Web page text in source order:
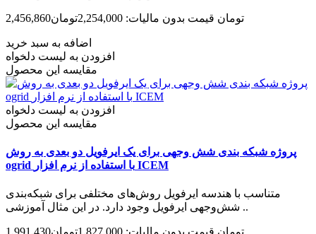
2,456,860تومان قیمت بدون مالیات: 2,254,000تومان
اضافه به سبد خرید
افزودن به لیست دلخواه
مقایسه این محصول
افزودن به لیست دلخواه
مقایسه این محصول
پروژه شبکه بندی شش وجهی برای یک ایرفویل دو بعدی به روش
ogrid با استفاده از نرم افزار ICEM
متناسب با هندسه ایرفویل روش‌های مختلفی برای شبکه‌بندی
شش‌وجهی ایرفویل وجود دارد. در این مثال آموزشی ..